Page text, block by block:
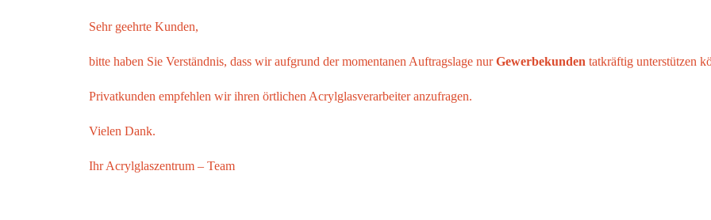
Sehr geehrte Kunden,
bitte haben Sie Verständnis, dass wir aufgrund der momentanen Auftragslage nurGewerbekunden tatkräftig unterstützen
Privatkunden empfehlen wir ihren örtlichen Acrylglasverarbeiter anzufragen.
Vielen Dank.
IhrAcrylglaszentrum – Team